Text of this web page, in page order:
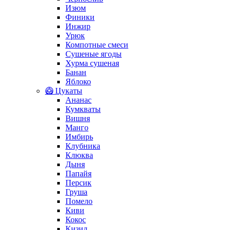
Изюм
Финики
Инжир
Урюк
Компотные смеси
Сушеные ягоды
Хурма сушеная
Банан
Яблоко
🥝 Цукаты
Ананас
Кумкваты
Вишня
Манго
Имбирь
Клубника
Клюква
Дыня
Папайя
Персик
Груша
Помело
Киви
Кокос